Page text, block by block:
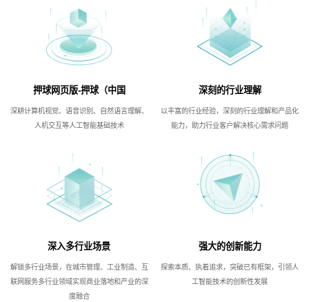
押球网页版-押球（中国
深耕计算机视觉、语音识别、自然语言理解、
人机交互等人工智能基础技术
深刻的行业理解
以丰富的行业经验，深刻的行业理解和产品化
能力，助力行业客户解决核心需求问题
深入多行业场景
解锁多行业场景，在城市管理、工业制造、互
联网服务多行业领域实现商业落地和产业的深
度融合
强大的创新能力
探索本质、执着追求，突破已有框架，引领人
工智能技术的创新性发展